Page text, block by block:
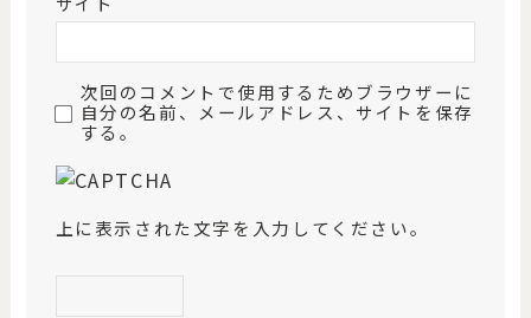
次回のコメントで使用するためブラウザーに
自分の名前、メールアドレス、サイトを保存
する。
上に表示された文字を入力してください。